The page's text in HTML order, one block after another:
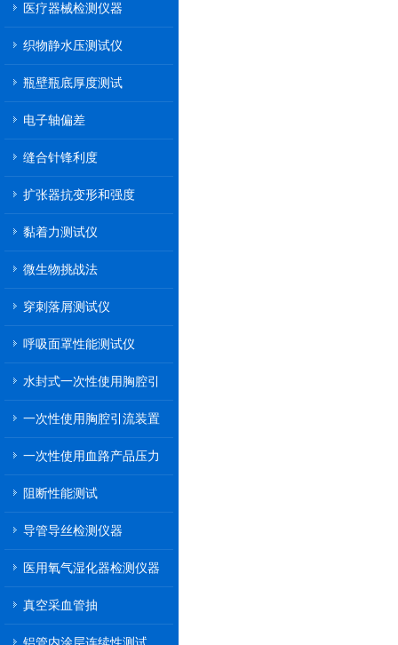
医疗器械检测仪器
织物静水压测试仪
瓶壁瓶底厚度测试
电子轴偏差
缝合针锋利度
扩张器抗变形和强度
黏着力测试仪
微生物挑战法
穿刺落屑测试仪
呼吸面罩性能测试仪
水封式一次性使用胸腔引
一次性使用胸腔引流装置
一次性使用血路产品压力
阻断性能测试
导管导丝检测仪器
医用氧气湿化器检测仪器
真空采血管抽